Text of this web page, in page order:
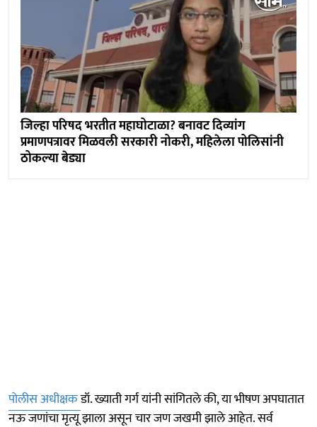
जिल्हा परिषद भरतीत महाघोटाळा? बनावट दिव्यांग
प्रमाणपत्रावर मिळवली सरकारी नोकरी, महिलेला पोलिसांनी
ठोकल्या बेड्या
पोलीस अधीक्षकडॉ. ख्याती गर्ग यांनी सांगितले की, या भीषण अपघातात
नऊ जणांचा मृत्यू झाला असून चार जण जखमी झाले आहेत. सर्व